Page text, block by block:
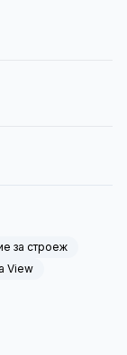
за строеж
View